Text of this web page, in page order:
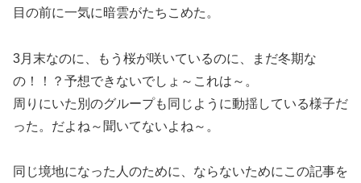
目の前に一気に暗雲がたちこめた。
3月末なのに、もう桜が咲いているのに、まだ冬期な
の！！？予想できないでしょ～これは～。
周りにいた別のグループも同じように動揺している様子だ
った。だよね～聞いてないよね～。
同じ境地になった人のために、ならないためにこの記事を